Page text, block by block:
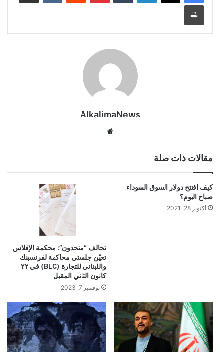
AlkalimaNews
مقالات ذات صلة
كيف افتتح دولار السوق السوداء
صباح اليوم؟
أكتوبر 28, 2021
تحالف “متحدون”: محكمة الإفلاس
تعيّن جلستي محاكمة لفرنسبنك
واللبناني للتجارة (BLC) في ٢٢
كانون الثاني المقبل
نوفمبر 7, 2023